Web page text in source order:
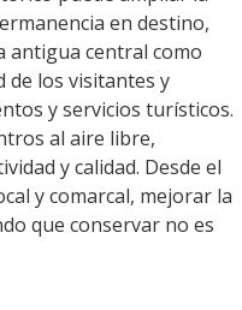
en destino,
antigua central como
de los visitantes y
y servicios turísticos.
al aire libre,
y calidad. Desde el
y comarcal, mejorar la
que conservar no es